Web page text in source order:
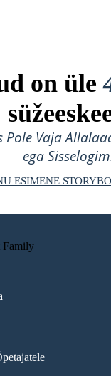
on üle
Pole Vaja
ega
ESIMENE